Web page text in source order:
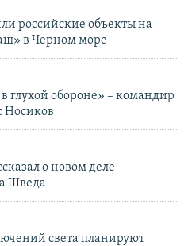
российские объекты на
в Черном море
глухой обороне» – командир
Носиков
о новом деле
Шведа
света планируют